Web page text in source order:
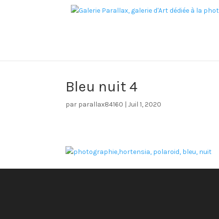
Bleu nuit 4
par parallax84160 |Juil 1, 2020